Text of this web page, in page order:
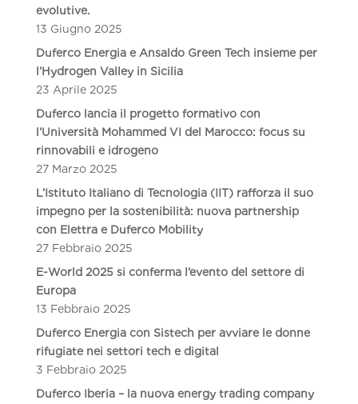
evolutive.
13 Giugno 2025
Duferco Energia e Ansaldo Green Tech insieme per
l’Hydrogen Valley in Sicilia
23 Aprile 2025
Duferco lancia il progetto formativo con
l’Università Mohammed VI del Marocco: focus su
rinnovabili e idrogeno
27 Marzo 2025
L’Istituto Italiano di Tecnologia (IIT) rafforza il suo
impegno per la sostenibilità: nuova partnership
con Elettra e Duferco Mobility
27 Febbraio 2025
E-World 2025 si conferma l’evento del settore di
Europa
13 Febbraio 2025
Duferco Energia con Sistech per avviare le donne
rifugiate nei settori tech e digital
3 Febbraio 2025
Duferco Iberia – la nuova energy trading company